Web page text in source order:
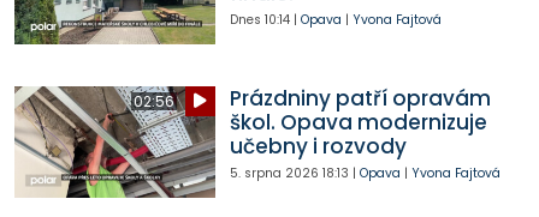
Dnes 10:14| Opava | Yvona Fajtová
02:56
Prázdniny patří opravám
škol. Opava modernizuje
učebny i rozvody
5. srpna 2026 18:13 | Opava | Yvona Fajtová